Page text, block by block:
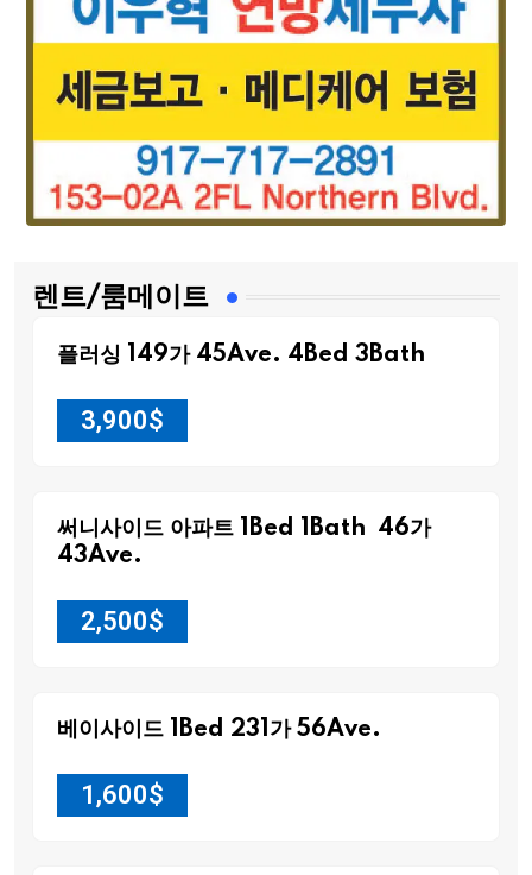
렌트/룸메이트
플러싱 149가 45Ave. 4Bed 3Bath
3,900$
써니사이드 아파트 1Bed 1Bath 46가
43Ave.
2,500$
베이사이드 1Bed 231가 56Ave.
1,600$